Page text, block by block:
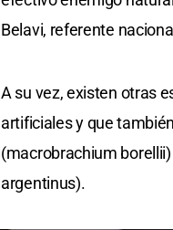
Belavi, referente
A su vez, existen otras
artificiales y que
(macrobrachium
argentinus).